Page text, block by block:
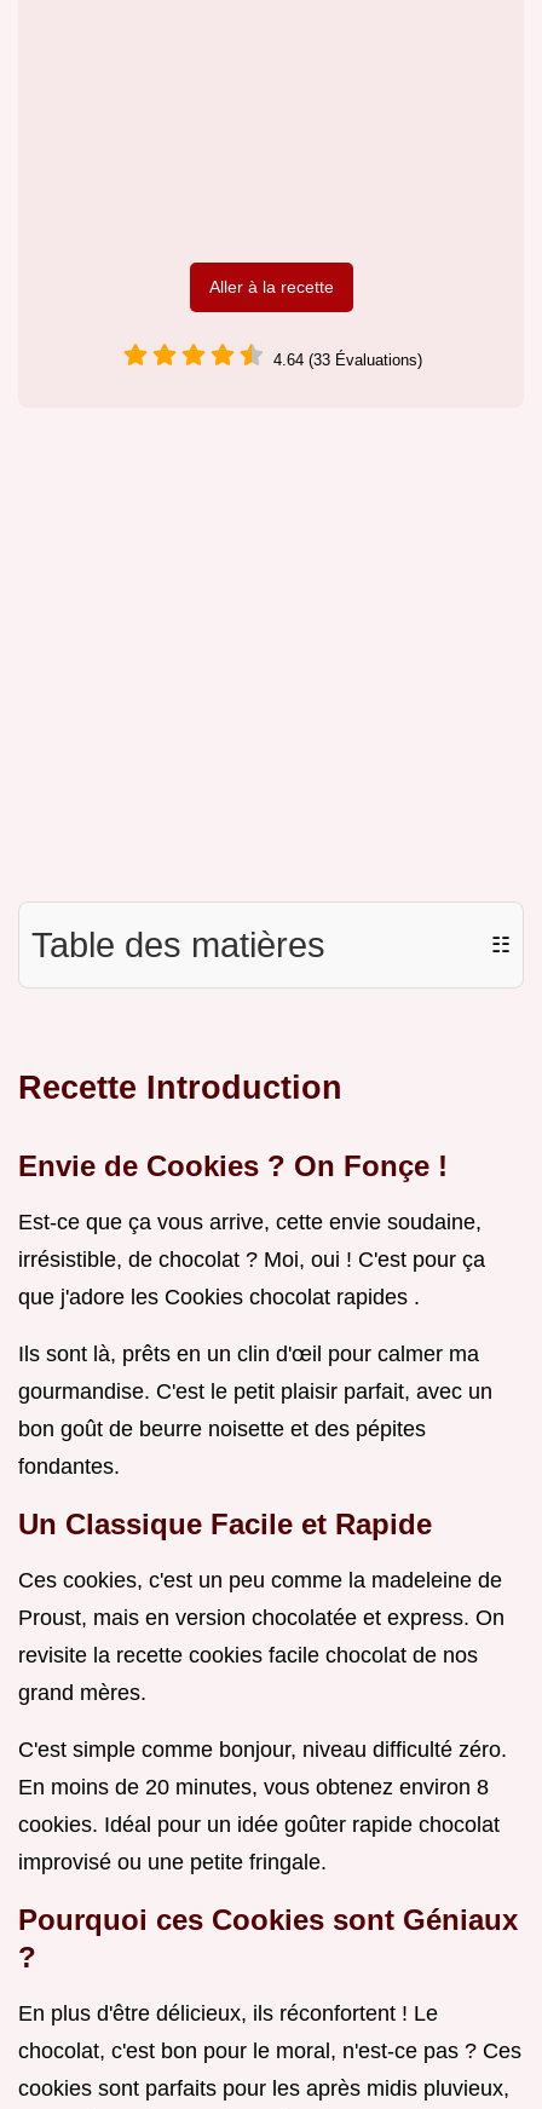
Aller à la recette
4.64 (33 Évaluations)
Table des matières ☷
Recette Introduction
Envie de Cookies ? On Fonçe !
Est-ce que ça vous arrive, cette envie soudaine,
irrésistible, de chocolat ? Moi, oui ! C'est pour ça
que j'adore les Cookies chocolat rapides .
Ils sont là, prêts en un clin d'œil pour calmer ma
gourmandise. C'est le petit plaisir parfait, avec un
bon goût de beurre noisette et des pépites
fondantes.
Un Classique Facile et Rapide
Ces cookies, c'est un peu comme la madeleine de
Proust, mais en version chocolatée et express. On
revisite la recette cookies facile chocolat de nos
grand mères.
C'est simple comme bonjour, niveau difficulté zéro.
En moins de 20 minutes, vous obtenez environ 8
cookies. Idéal pour un idée goûter rapide chocolat
improvisé ou une petite fringale.
Pourquoi ces Cookies sont Géniaux
?
En plus d'être délicieux, ils réconfortent ! Le
chocolat, c'est bon pour le moral, n'est-ce pas ? Ces
cookies sont parfaits pour les après midis pluvieux,